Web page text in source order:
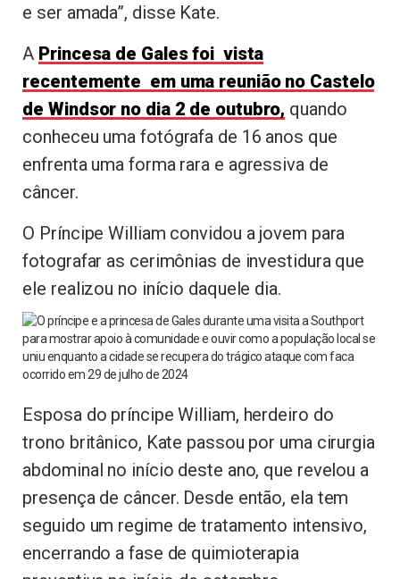
e ser amada”, disse Kate.
A Princesa de Gales foi vista
recentemente em uma reunião no Castelo
de Windsor no dia 2 de outubro, quando
conheceu uma fotógrafa de 16 anos que
enfrenta uma forma rara e agressiva de
câncer.
O Príncipe William convidou a jovem para
fotografar as cerimônias de investidura que
ele realizou no início daquele dia.
Esposa do príncipe William, herdeiro do
trono britânico, Kate passou por uma cirurgia
abdominal no início deste ano, que revelou a
presença de câncer. Desde então, ela tem
seguido um regime de tratamento intensivo,
encerrando a fase de quimioterapia